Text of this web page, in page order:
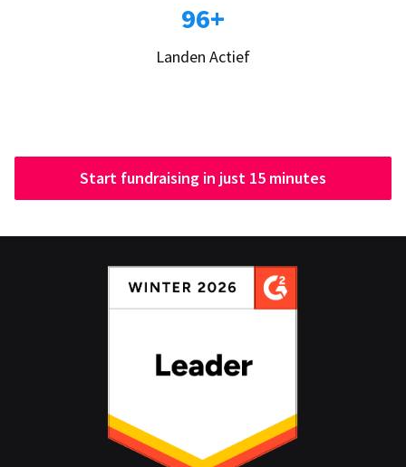
96+
Landen Actief
Start fundraising in just 15 minutes